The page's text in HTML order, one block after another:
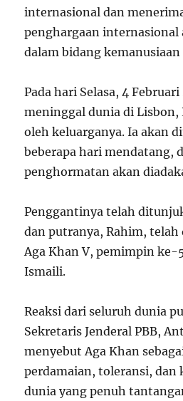
internasional dan
penghargaan
dalam bidang
Pada hari Selasa, 4
meninggal dunia di
oleh keluarganya. Ia akan
beberapa hari mendatang,
penghormatan akan
Penggantinya telah
dan putranya, Rahim, telah
Aga Khan V, pemimpin
Ismaili.
Reaksi dari seluruh dunia
Sekretaris Jenderal PBB,
menyebut Aga Khan
perdamaian, toleransi, dan
dunia yang penuh